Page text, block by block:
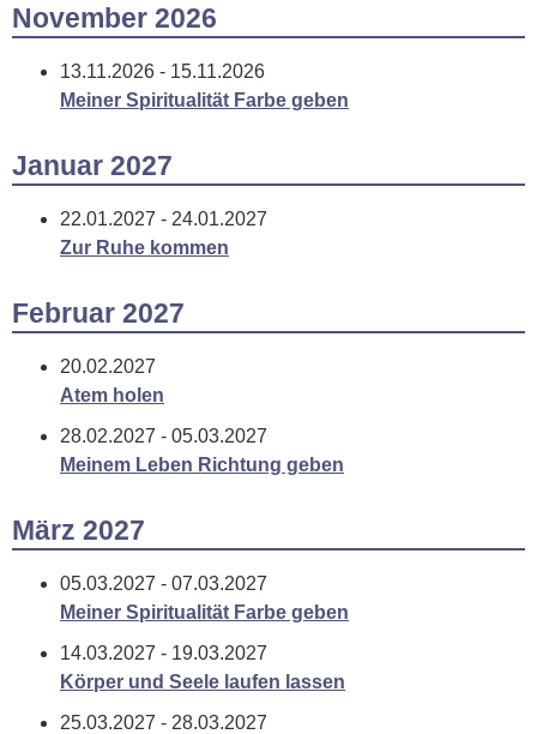
November 2026
13.11.2026 - 15.11.2026
Meiner Spiritualität Farbe geben
Januar 2027
22.01.2027 - 24.01.2027
Zur Ruhe kommen
Februar 2027
20.02.2027
Atem holen
28.02.2027 - 05.03.2027
Meinem Leben Richtung geben
März 2027
05.03.2027 - 07.03.2027
Meiner Spiritualität Farbe geben
14.03.2027 - 19.03.2027
Körper und Seele laufen lassen
25.03.2027 - 28.03.2027